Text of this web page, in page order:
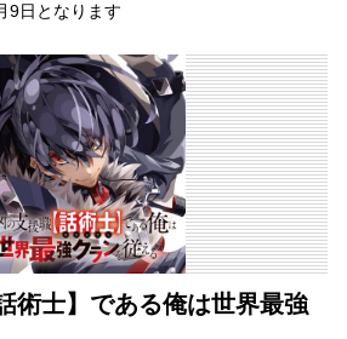
9日となります
術士】である俺は世界最強